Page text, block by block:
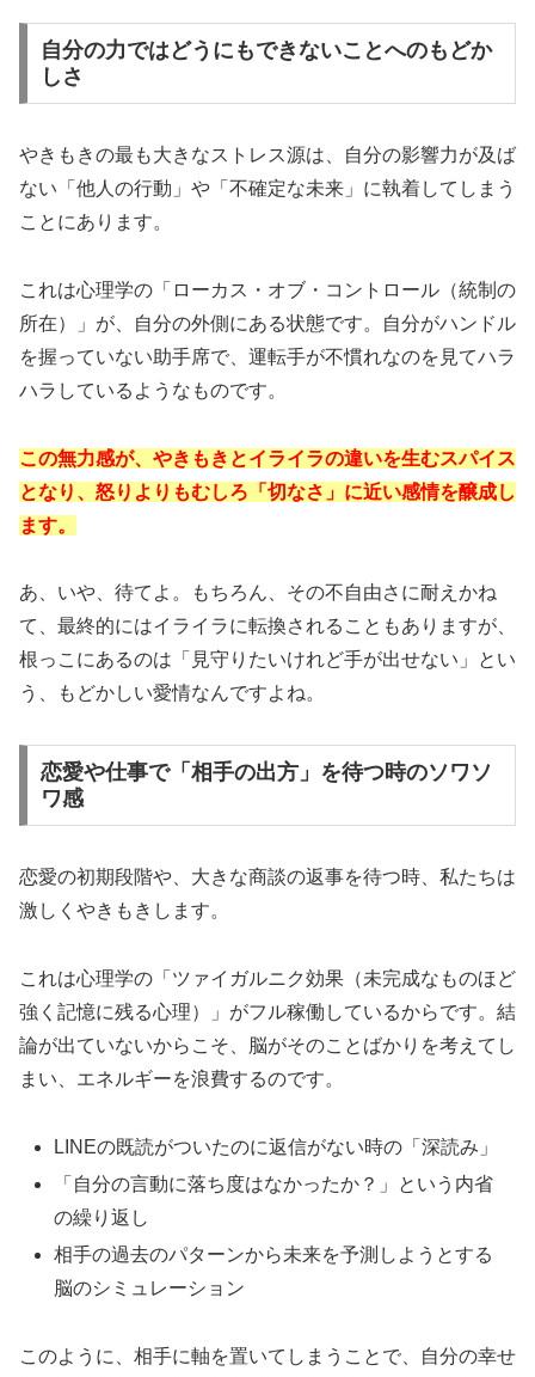
自分の力ではどうにもできないことへのもどか
しさ
やきもきの最も大きなストレス源は、自分の影響力が及ば
ない「他人の行動」や「不確定な未来」に執着してしまう
ことにあります。
これは心理学の「ローカス・オブ・コントロール（統制の
所在）」が、自分の外側にある状態です。自分がハンドル
を握っていない助手席で、運転手が不慣れなのを見てハラ
ハラしているようなものです。
この無力感が、やきもきとイライラの違いを生むスパイス
となり、怒りよりもむしろ「切なさ」に近い感情を醸成し
ます。
あ、いや、待てよ。もちろん、その不自由さに耐えかね
て、最終的にはイライラに転換されることもありますが、
根っこにあるのは「見守りたいけれど手が出せない」とい
う、もどかしい愛情なんですよね。
恋愛や仕事で「相手の出方」を待つ時のソワソ
ワ感
恋愛の初期段階や、大きな商談の返事を待つ時、私たちは
激しくやきもきします。
これは心理学の「ツァイガルニク効果（未完成なものほど
強く記憶に残る心理）」がフル稼働しているからです。結
論が出ていないからこそ、脳がそのことばかりを考えてし
まい、エネルギーを浪費するのです。
LINEの既読がついたのに返信がない時の「深読み」
「自分の言動に落ち度はなかったか？」という内省
の繰り返し
相手の過去のパターンから未来を予測しようとする
脳のシミュレーション
このように、相手に軸を置いてしまうことで、自分の幸せ